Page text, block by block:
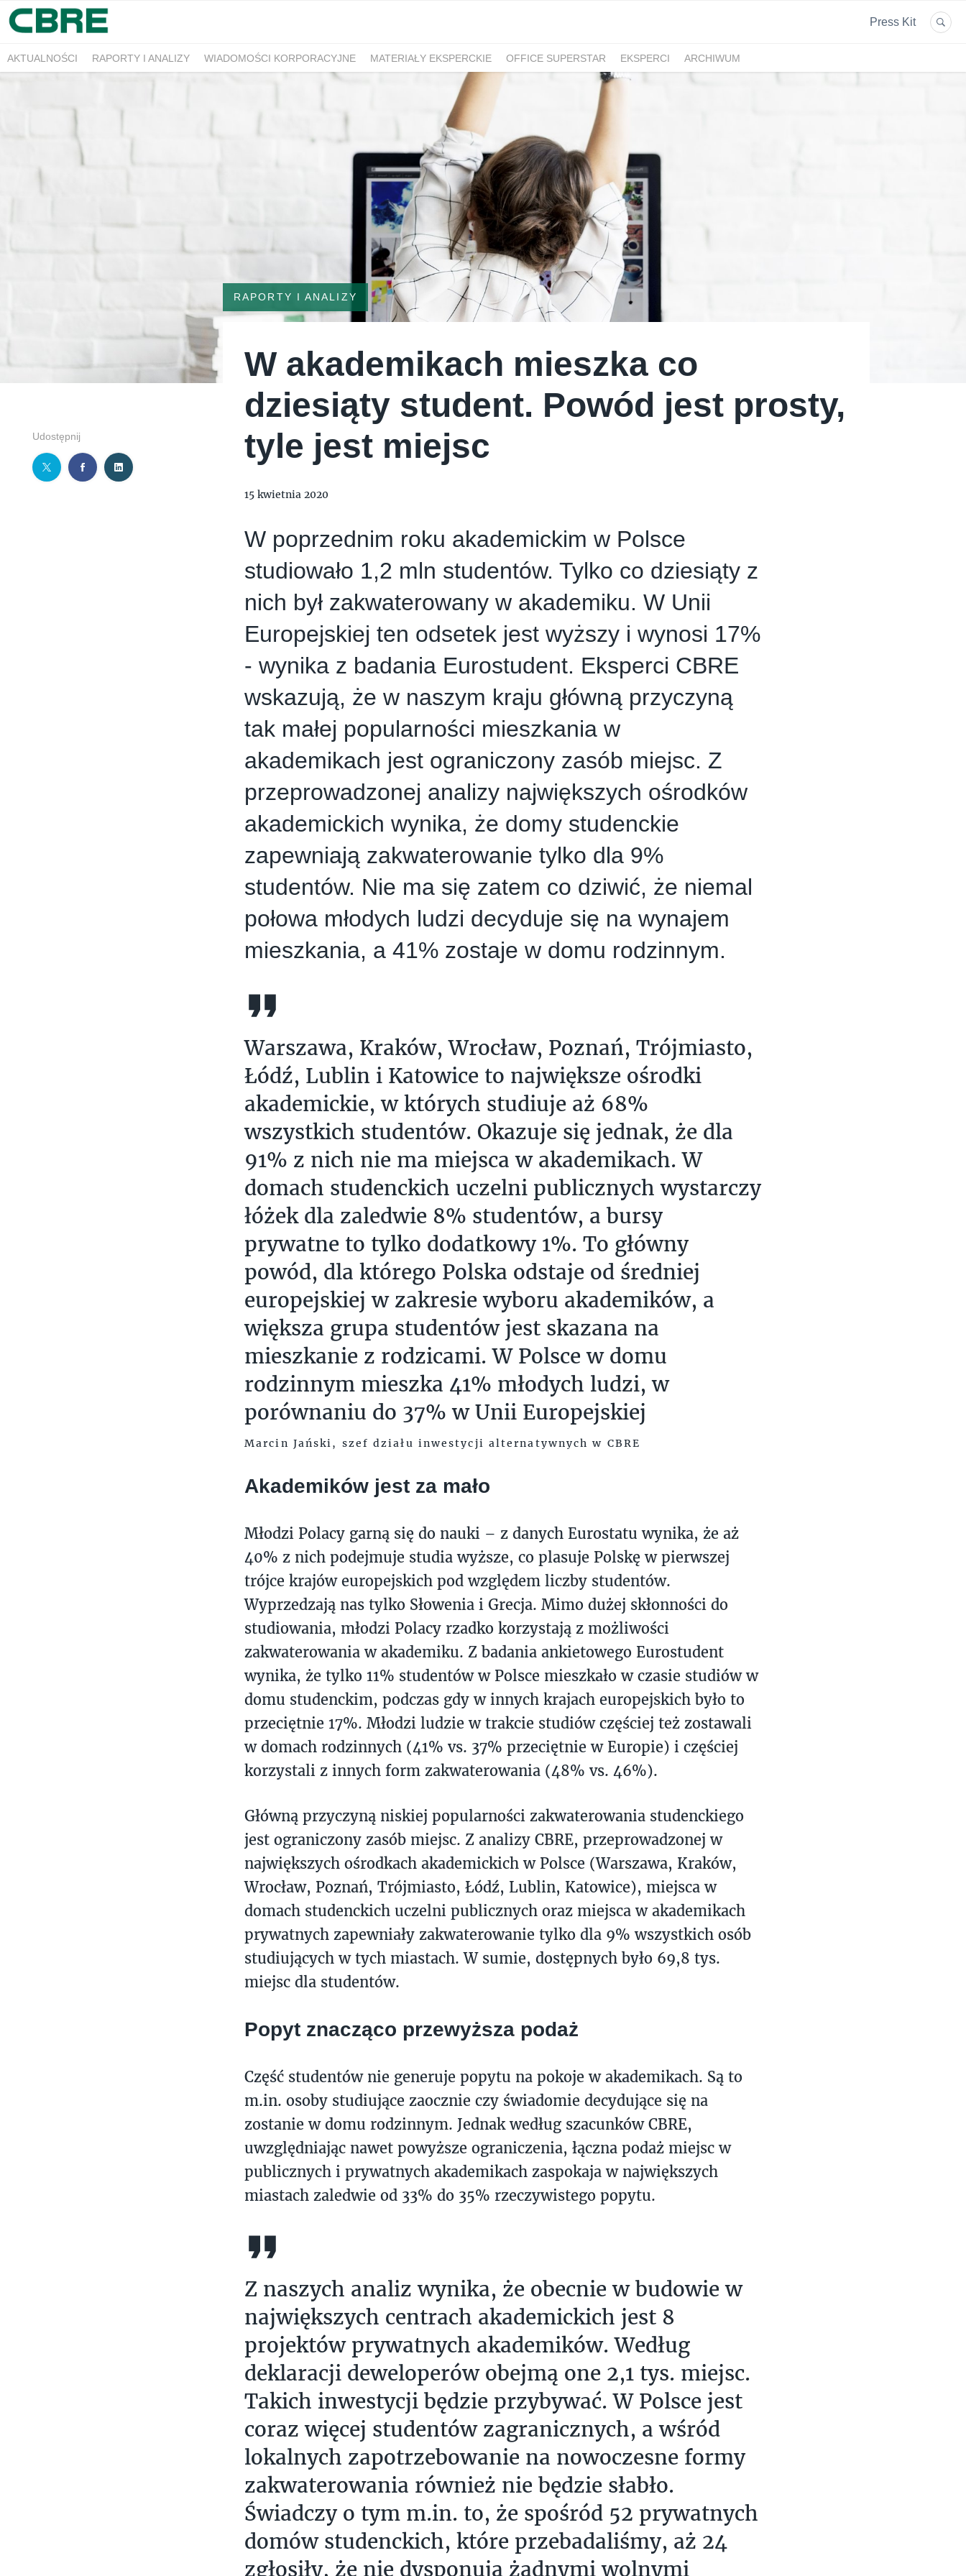
Press Kit
AKTUALNOŚCI RAPORTY I ANALIZY WIADOMOŚCI KORPORACYJNE MATERIAŁY EKSPERCKIE OFFICE SUPERSTAR EKSPERCI ARCHIWUM
Udostępnij
RAPORTY I ANALIZY
W akademikach mieszka co
dziesiąty student. Powód jest prosty,
tyle jest miejsc
15 kwietnia 2020
W poprzednim roku akademickim w Polsce
studiowało 1,2 mln studentów. Tylko co dziesiąty z
nich był zakwaterowany w akademiku. W Unii
Europejskiej ten odsetek jest wyższy i wynosi 17%
- wynika z badania Eurostudent. Eksperci CBRE
wskazują, że w naszym kraju główną przyczyną
tak małej popularności mieszkania w
akademikach jest ograniczony zasób miejsc. Z
przeprowadzonej analizy największych ośrodków
akademickich wynika, że domy studenckie
zapewniają zakwaterowanie tylko dla 9%
studentów. Nie ma się zatem co dziwić, że niemal
połowa młodych ludzi decyduje się na wynajem
mieszkania, a 41% zostaje w domu rodzinnym.
Warszawa, Kraków, Wrocław, Poznań, Trójmiasto,
Łódź, Lublin i Katowice to największe ośrodki
akademickie, w których studiuje aż 68%
wszystkich studentów. Okazuje się jednak, że dla
91% z nich nie ma miejsca w akademikach. W
domach studenckich uczelni publicznych wystarczy
łóżek dla zaledwie 8% studentów, a bursy
prywatne to tylko dodatkowy 1%. To główny
powód, dla którego Polska odstaje od średniej
europejskiej w zakresie wyboru akademików, a
większa grupa studentów jest skazana na
mieszkanie z rodzicami. W Polsce w domu
rodzinnym mieszka 41% młodych ludzi, w
porównaniu do 37% w Unii Europejskiej
Marcin Jański, szef działu inwestycji alternatywnych w CBRE
Akademików jest za mało
Młodzi Polacy garną się do nauki – z danych Eurostatu wynika, że aż
40% z nich podejmuje studia wyższe, co plasuje Polskę w pierwszej
trójce krajów europejskich pod względem liczby studentów.
Wyprzedzają nas tylko Słowenia i Grecja. Mimo dużej skłonności do
studiowania, młodzi Polacy rzadko korzystają z możliwości
zakwaterowania w akademiku. Z badania ankietowego Eurostudent
wynika, że tylko 11% studentów w Polsce mieszkało w czasie studiów w
domu studenckim, podczas gdy w innych krajach europejskich było to
przeciętnie 17%. Młodzi ludzie w trakcie studiów częściej też zostawali
w domach rodzinnych (41% vs. 37% przeciętnie w Europie) i częściej
korzystali z innych form zakwaterowania (48% vs. 46%).
Główną przyczyną niskiej popularności zakwaterowania studenckiego
jest ograniczony zasób miejsc. Z analizy CBRE, przeprowadzonej w
największych ośrodkach akademickich w Polsce (Warszawa, Kraków,
Wrocław, Poznań, Trójmiasto, Łódź, Lublin, Katowice), miejsca w
domach studenckich uczelni publicznych oraz miejsca w akademikach
prywatnych zapewniały zakwaterowanie tylko dla 9% wszystkich osób
studiujących w tych miastach. W sumie, dostępnych było 69,8 tys.
miejsc dla studentów.
Popyt znacząco przewyższa podaż
Część studentów nie generuje popytu na pokoje w akademikach. Są to
m.in. osoby studiujące zaocznie czy świadomie decydujące się na
zostanie w domu rodzinnym. Jednak według szacunków CBRE,
uwzględniając nawet powyższe ograniczenia, łączna podaż miejsc w
publicznych i prywatnych akademikach zaspokaja w największych
miastach zaledwie od 33% do 35% rzeczywistego popytu.
Z naszych analiz wynika, że obecnie w budowie w
największych centrach akademickich jest 8
projektów prywatnych akademików. Według
deklaracji deweloperów obejmą one 2,1 tys. miejsc.
Takich inwestycji będzie przybywać. W Polsce jest
coraz więcej studentów zagranicznych, a wśród
lokalnych zapotrzebowanie na nowoczesne formy
zakwaterowania również nie będzie słabło.
Świadczy o tym m.in. to, że spośród 52 prywatnych
domów studenckich, które przebadaliśmy, aż 24
zgłosiły, że nie dysponują żadnymi wolnymi